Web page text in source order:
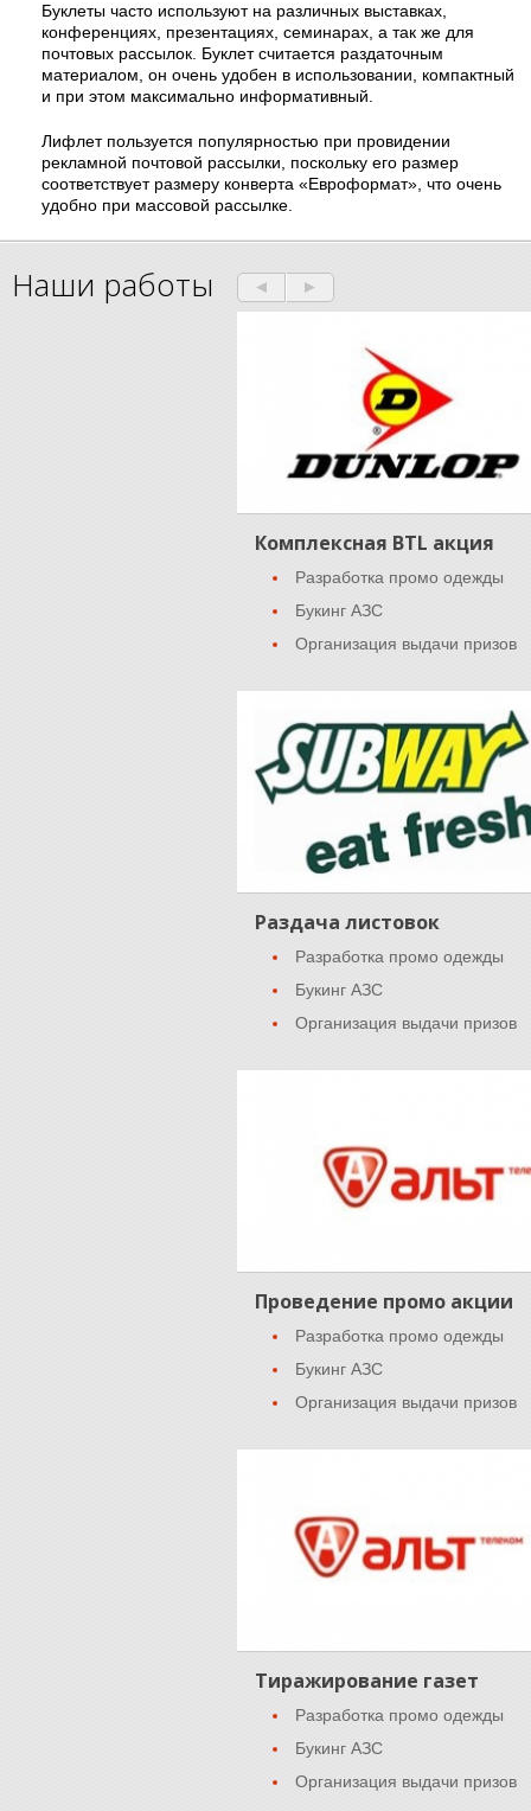
Буклеты часто используют на различных выставках,
конференциях, презентациях, семинарах, а так же для
почтовых рассылок. Буклет считается раздаточным
материалом, он очень удобен в использовании, компактный
и при этом максимально информативный.
Лифлет пользуется популярностью при провидении
рекламной почтовой рассылки, поскольку его размер
соответствует размеру конверта «Евроформат», что очень
удобно при массовой рассылке.
Наши работы
Комплексная BTL акция
Разработка промо одежды
Букинг АЗС
Организация выдачи призов
Раздача листовок
Разработка промо одежды
Букинг АЗС
Организация выдачи призов
Проведение промо акции
Разработка промо одежды
Букинг АЗС
Организация выдачи призов
Тиражирование газет
Разработка промо одежды
Букинг АЗС
Организация выдачи призов